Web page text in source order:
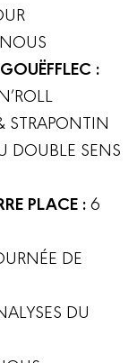
:
STRAPONTIN
DOUBLE SENS
PLACE :6
DE
DU